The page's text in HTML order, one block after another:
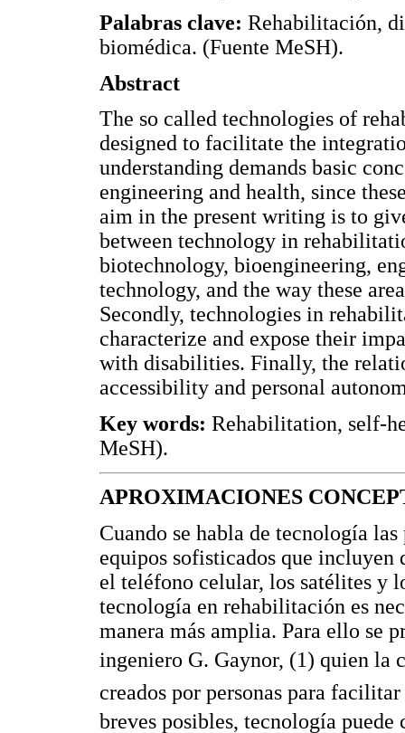
Palabras clave: Rehabilitación,
biomédica. (Fuente MeSH).
Abstract
The so called technologies of
designed to facilitate the
understanding demands basic
engineering and health, since
aim in the present writing is to
between technology in
biotechnology, bioengineering,
technology, and the way these
Secondly, technologies in
characterize and expose their
with disabilities. Finally, the
accessibility and personal
Key words: Rehabilitation, self-
MeSH).
APROXIMACIONES
Cuando se habla de tecnología
equipos sofisticados que
el teléfono celular, los satélites y
tecnología en rehabilitación es
manera más amplia. Para ello se
ingeniero G. Gaynor, (1) quien la
creados por personas para
breves posibles, tecnología puede